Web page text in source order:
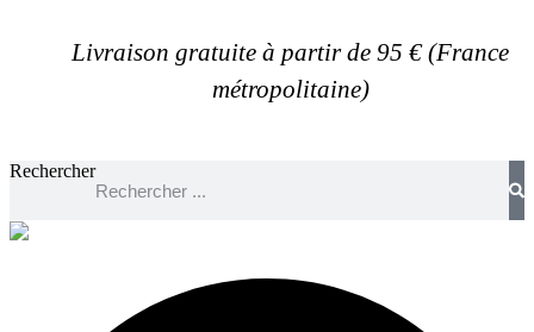
Livraison gratuite à partir de 95 € (France
métropolitaine)
Rechercher